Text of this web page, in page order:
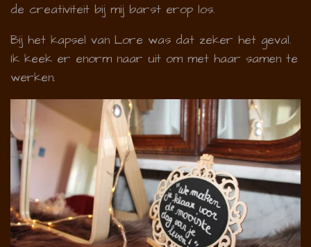
de creativiteit bij mij barst erop los.
Bij het kapsel van Lore was dat zeker het geval.
Ik keek er enorm naar uit om met haar samen te
werken.